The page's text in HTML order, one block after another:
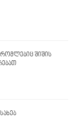
შიშის